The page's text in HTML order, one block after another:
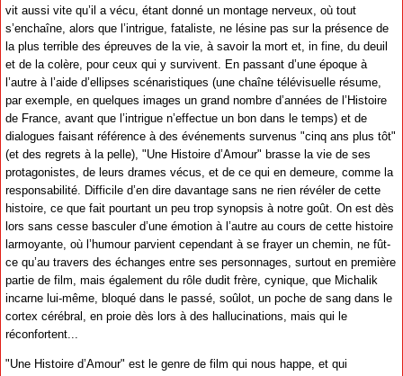
vit aussi vite qu’il a vécu, étant donné un montage nerveux, où tout
s’enchaîne, alors que l’intrigue, fataliste, ne lésine pas sur la présence de
la plus terrible des épreuves de la vie, à savoir la mort et, in fine, du deuil
et de la colère, pour ceux qui y survivent. En passant d’une époque à
l’autre à l’aide d’ellipses scénaristiques (une chaîne télévisuelle résume,
par exemple, en quelques images un grand nombre d’années de l’Histoire
de France, avant que l’intrigue n’effectue un bon dans le temps) et de
dialogues faisant référence à des événements survenus "cinq ans plus tôt"
(et des regrets à la pelle), "Une Histoire d’Amour" brasse la vie de ses
protagonistes, de leurs drames vécus, et de ce qui en demeure, comme la
responsabilité. Difficile d’en dire davantage sans ne rien révéler de cette
histoire, ce que fait pourtant un peu trop synopsis à notre goût. On est dès
lors sans cesse basculer d’une émotion à l’autre au cours de cette histoire
larmoyante, où l’humour parvient cependant à se frayer un chemin, ne fût-
ce qu’au travers des échanges entre ses personnages, surtout en première
partie de film, mais également du rôle dudit frère, cynique, que Michalik
incarne lui-même, bloqué dans le passé, soûlot, un poche de sang dans le
cortex cérébral, en proie dès lors à des hallucinations, mais qui le
réconfortent...
"Une Histoire d’Amour" est le genre de film qui nous happe, et qui